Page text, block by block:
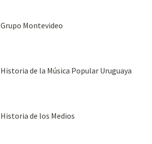
Grupo Montevideo
Historia de la Música Popular Uruguaya
Historia de los Medios